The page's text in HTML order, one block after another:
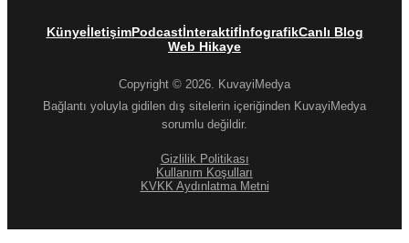
KünyeİletişimPodcastİnteraktifİnfografikCanlı Blog
Web Hikaye
Copyright © 2026. KuvayiMedya
Bağlantı yoluyla gidilen dış sitelerin içeriğinden KuvayiMedya
sorumlu değildir.
Gizlilik Politikası
Kullanım Koşulları
KVKK Aydınlatma Metni